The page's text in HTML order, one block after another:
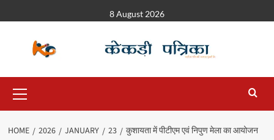
8 August 2026
HOME 2026 JANUARY 23 कुशायता में पीटीएम एवं निपुण मेला का आयोजन